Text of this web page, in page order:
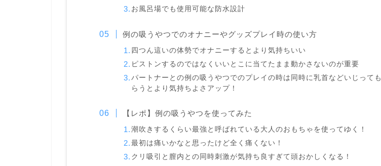
お風呂場でも使用可能な防水設計
例の吸うやつでのオナニーやグッズプレイ時の使い方
四つん這いの体勢でオナニーするとより気持ちいい
ピストンするのではなくいいとこに当てたまま動かさないのが重要
パートナーとの例の吸うやつでのプレイの時は同時に乳首などいじっても
らうとより気持ちよさアップ！
【レポ】例の吸うやつを使ってみた
潮吹きするくらい最強と呼ばれている大人のおもちゃを使ってゆく！
最初は痛いかなと思ったけど全く痛くない！
クリ吸引と膣内との同時刺激が気持ち良すぎて頭おかしくなる！